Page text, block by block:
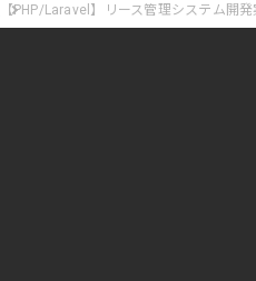
【PHP/Laravel】リース管理システム開